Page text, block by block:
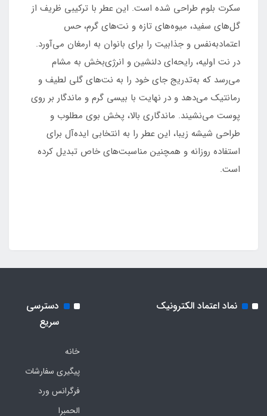
سکرت بلوم طراحی شده است. این عطر با ترکیبی ظریف از
گل‌های سفید، میوه‌های تازه و نت‌های گرم، حس
اعتمادبه‌نفس و جذابیت را برای بانوان به ارمغان می‌آورد.
در نت اولیه، رایحه‌ای دلنشین و انرژی‌بخش به مشام
می‌رسد که به‌تدریج جای خود را به نت‌های گلی لطیف و
رمانتیک می‌دهد و در نهایت با بیسی گرم و ماندگار بر روی
پوست می‌نشیند. ماندگاری بالا، پخش بوی مطلوب و
طراحی شیشه زیبا، این عطر را به انتخابی ایده‌آل برای
استفاده روزانه و همچنین مناسبت‌های خاص تبدیل کرده
است.
نماد اعتماد الکترونیک
دسترسی
سریع
خانه
پیگیری سفارشات
فرگرانس ورد
الحمبرا